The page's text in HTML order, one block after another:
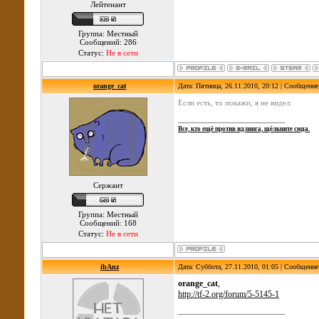
Лейтенант
Группа: Местный
Сообщений: 286
Статус: Не в сети
orange_cat Дата: Пятница, 26.11.2010, 20:12 |
Сержант
Группа: Местный
Сообщений: 168
Статус: Не в сети
Если есть, то покажи, я не видел.
Все, кто ещё против идлинга, щёлкните сюда.
ibAnz Дата: Суббота, 27.11.2010, 01:05 |
orange_cat,
http://tf-2.org/forum/5-5145-1